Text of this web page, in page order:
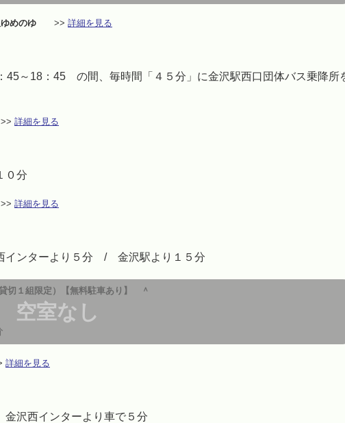
めのゆ >> 詳細を見る
～18：45 の間、毎時間「４５分」に金沢駅西口団体バス乗降所
詳細を見る
０分
詳細を見る
インターより５分 / 金沢駅より１５分
空室なし
切１組限定）【無料駐車あり】 ＾
詳細を見る
１０分、金沢西インターより車で５分